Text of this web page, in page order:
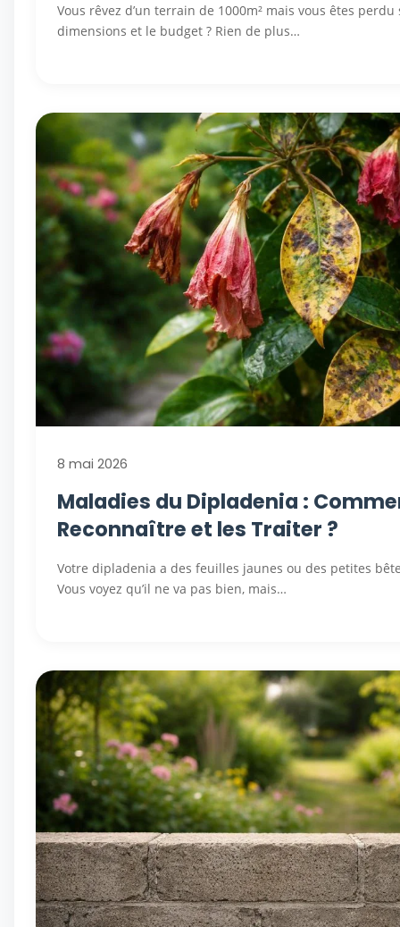
Vous rêvez d’un terrain de 1000m² mais vous êtes perdu
dimensions et le budget ? Rien de plus…
8 mai 2026
Maladies du Dipladenia :
Reconnaître et les Traiter ?
Votre dipladenia a des feuilles jaunes ou des petites
Vous voyez qu’il ne va pas bien, mais…